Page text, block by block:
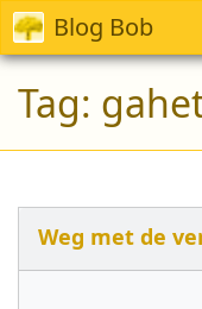
Blog Bob
Tag:
Weg met de